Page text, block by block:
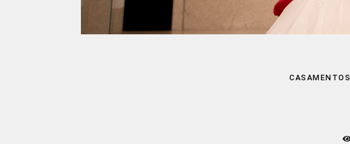
CASAMENTOS